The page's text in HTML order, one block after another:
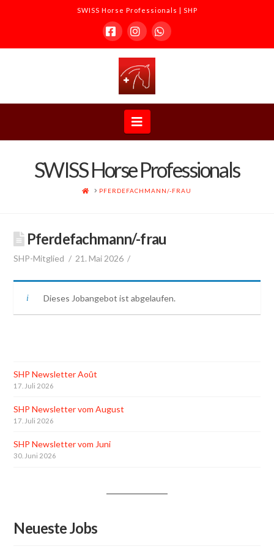
SWISS Horse Professionals | SHP
FacebookInstagramWhatsapp
Horse
Professionals
SHP
Navigation
SWISS Horse Professionals
HOMEPFERDEFACHMANN/-FRAU
Pferdefachmann/-frau
SHP-Mitglied 21. Mai 2026
Dieses Jobangebot ist abgelaufen.
SHP Newsletter Août
17. Juli 2026
SHP Newsletter vom August
17. Juli 2026
SHP Newsletter vom Juni
30. Juni 2026
Neueste Jobs